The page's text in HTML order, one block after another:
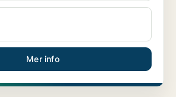
Mer info